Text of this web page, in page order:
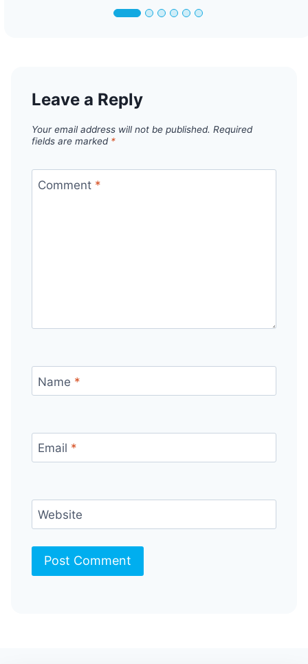
Leave a Reply
Your email address will not be published. Required
fields are marked *
Comment *
Name *
Email *
Website